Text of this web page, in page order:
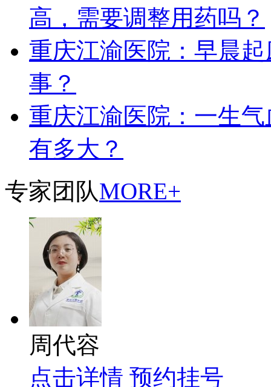
高，需要调整用药吗？
重庆江渝医院：早晨
事？
重庆江渝医院：一生
有多大？
专家团队MORE+
周代容
点击详情 预约挂号